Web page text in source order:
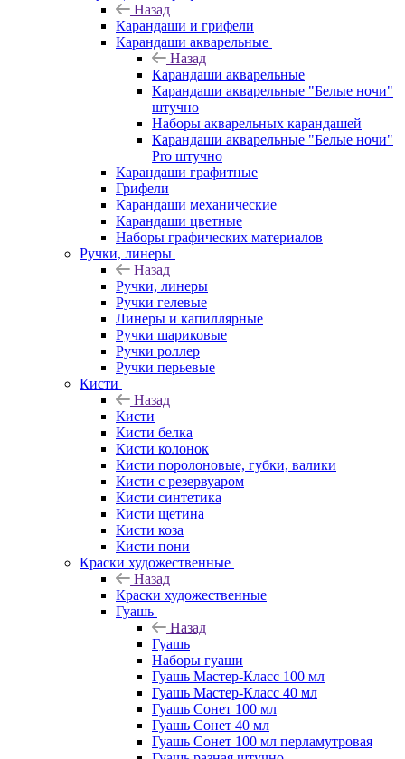
Назад
Карандаши и грифели
Карандаши акварельные
Назад
Карандаши акварельные
Карандаши акварельные "Белые ночи"
штучно
Наборы акварельных карандашей
Карандаши акварельные "Белые ночи"
Pro штучно
Карандаши графитные
Грифели
Карандаши механические
Карандаши цветные
Наборы графических материалов
Ручки, линеры
Назад
Ручки, линеры
Ручки гелевые
Линеры и капиллярные
Ручки шариковые
Ручки роллер
Ручки перьевые
Кисти
Назад
Кисти
Кисти белка
Кисти колонок
Кисти поролоновые, губки, валики
Кисти с резервуаром
Кисти синтетика
Кисти щетина
Кисти коза
Кисти пони
Краски художественные
Назад
Краски художественные
Гуашь
Назад
Гуашь
Наборы гуаши
Гуашь Мастер-Класс 100 мл
Гуашь Мастер-Класс 40 мл
Гуашь Сонет 100 мл
Гуашь Сонет 40 мл
Гуашь Сонет 100 мл перламутровая